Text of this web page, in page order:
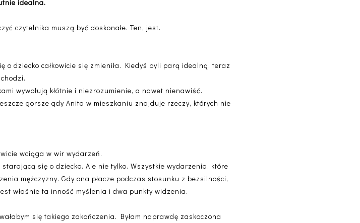
idealna.
czytelnika muszą być doskonałe. Ten, jest.
o dziecko całkowicie się zmieniła. Kiedyś byli parą idealną, teraz
wywołują kłótnie i niezrozumienie, a nawet nienawiść.
gorsze gdy Anita w mieszkaniu znajduje rzeczy, których nie
wciąga w wir wydarzeń.
się o dziecko. Ale nie tylko. Wszystkie wydarzenia, które
mężczyzny. Gdy ona płacze podczas stosunku z bezsilności,
właśnie ta inność myślenia i dwa punkty widzenia.
się takiego zakończenia. Byłam naprawdę zaskoczona